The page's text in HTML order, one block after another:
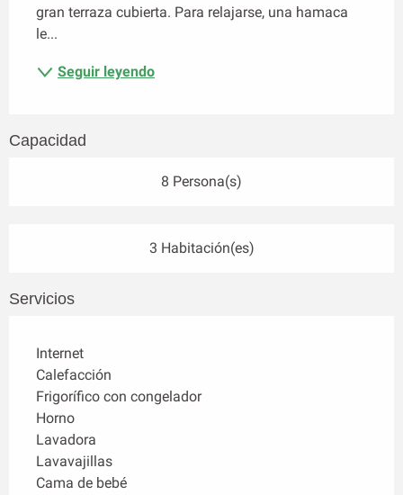
gran terraza cubierta. Para relajarse, una hamaca
le...
Seguir leyendo
Capacidad
8 Persona(s)
3 Habitación(es)
Servicios
Internet
Calefacción
Frigorífico con congelador
Horno
Lavadora
Lavavajillas
Cama de bebé